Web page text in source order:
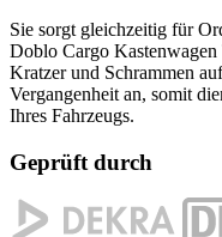
Sie sorgt gleichzeitig für
Doblo Cargo
Kratzer und Schrammen
Vergangenheit an, somit
Ihres Fahrzeugs.
Geprüft durch